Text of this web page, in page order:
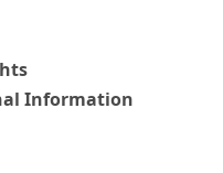
Information